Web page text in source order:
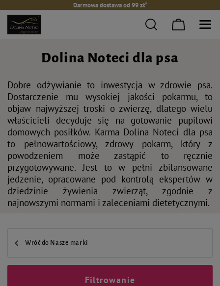
Darmowa dostawa od 99 zł*
Dolina Noteci dla psa
Dobre odżywianie to inwestycja w zdrowie psa.
Dostarczenie mu wysokiej jakości pokarmu, to
objaw najwyższej troski o zwierzę, dlatego wielu
właścicieli decyduje się na gotowanie pupilowi
domowych posiłków. Karma Dolina Noteci dla psa
to pełnowartościowy, zdrowy pokarm, który z
powodzeniem może zastąpić to ręcznie
przygotowywane. Jest to w pełni zbilansowane
jedzenie, opracowane pod kontrolą ekspertów w
dziedzinie żywienia zwierząt, zgodnie z
najnowszymi normami i zaleceniami dietetycznymi.
Wróć do Nasze marki
Filtrowanie